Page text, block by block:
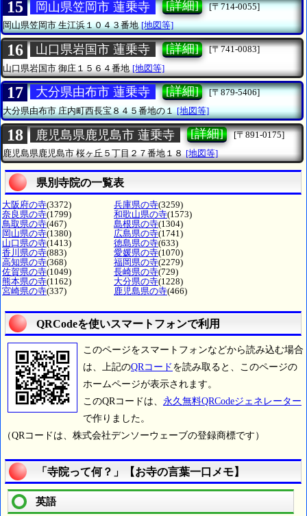
15 岡山県笠岡市 蓮乗寺 [詳細]
[〒714-0055]
岡山県笠岡市生江浜１０４３番地 [地図等]
16 山口県岩国市 蓮乗寺 [詳細]
[〒741-0083]
山口県岩国市 御庄１５６４番地 [地図等]
17 大分県由布市 蓮乗寺 [詳細]
[〒879-5406]
大分県由布市庄内町西長宝８４５番地の１ [地図等]
18 鹿児島県鹿児島市 蓮乗寺 [詳細]
[〒891-0175]
鹿児島県鹿児島市桜ヶ丘５丁目２７番地１８ [地図等]
県別寺院の一覧表
大阪府の寺(3372) 兵庫県の寺(3259)
奈良県の寺(1799) 和歌山県の寺(1573)
鳥取県の寺(467) 島根県の寺(1304)
岡山県の寺(1380) 広島県の寺(1741)
山口県の寺(1413) 徳島県の寺(633)
香川県の寺(883) 愛媛県の寺(1070)
高知県の寺(368) 福岡県の寺(2279)
佐賀県の寺(1049) 長崎県の寺(729)
熊本県の寺(1162) 大分県の寺(1228)
宮崎県の寺(337) 鹿児島県の寺(466)
QRCodeを使いスマートフォンで利用
このページをスマートフォンなどから読み込む場合
は、上記のQRコード を読み取ると、このページの
ホームページが表示されます。
このQRコードは、 永久無料QRCodeジェネレーター
で作りました。
（QRコードは、株式会社デンソーウェーブの登録商標です）
「寺院って何？」【お寺の言葉一口メモ】
英語